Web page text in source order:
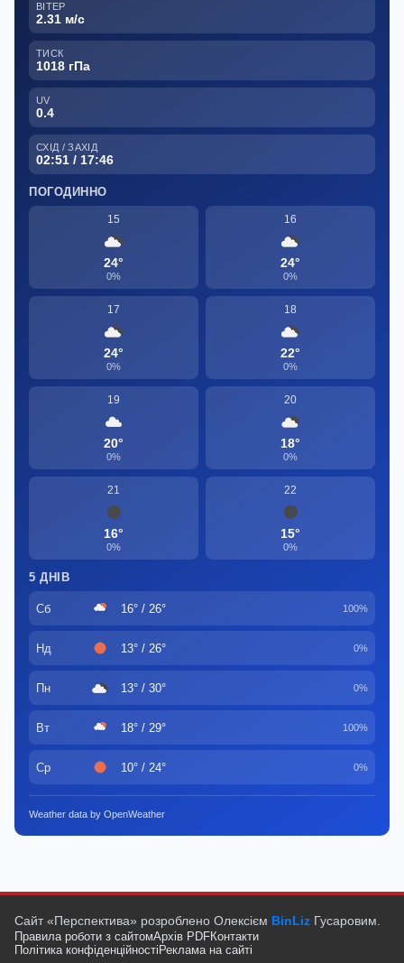
ВІТЕР
2.31 м/с
ТИСК
1018 гПа
UV
0.4
СХІД / ЗАХІД
02:51 / 17:46
ПОГОДИННО
15
24°
0%
16
24°
0%
17
24°
0%
18
22°
0%
19
20°
0%
20
18°
0%
21
16°
0%
22
15°
0%
5 ДНІВ
Сб 16° / 26° 100%
Нд 13° / 26° 0%
Пн 13° / 30° 0%
Вт 18° / 29° 100%
Ср 10° / 24° 0%
Weather data by OpenWeather
Сайт «Перспектива» розроблено Олексієм BinLiz Гусаровим.
Правила роботи з сайтомАрхів PDFКонтакти
Політика конфіденційності Реклама на сайті